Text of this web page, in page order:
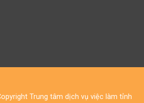
Trung tâm dịch vụ việc làm tỉnh